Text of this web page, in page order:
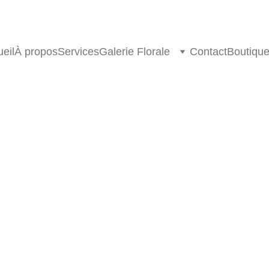
À proposServicesGalerie Florale ContactBoutique